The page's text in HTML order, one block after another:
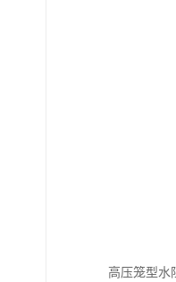
高压笼型水